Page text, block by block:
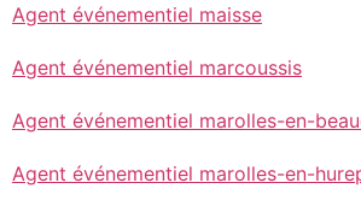
Agent événementiel maisse
Agent événementiel marcoussis
Agent événementiel marolles-en-
Agent événementiel marolles-en-